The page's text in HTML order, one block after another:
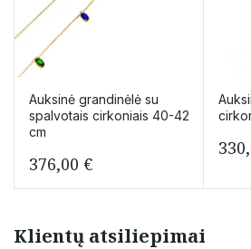
Auksinė grandinėlė su
spalvotais cirkoniais 40-42
cm
376,00 €
Klientų atsiliepimai